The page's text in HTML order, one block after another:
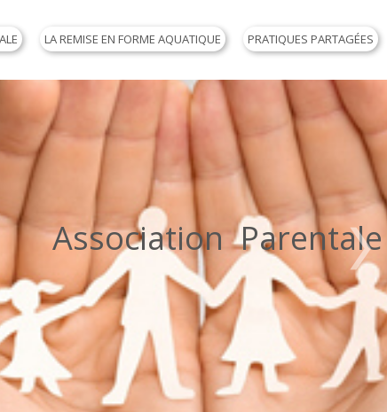
LA REMISE EN FORME AQUATIQUE PRATIQUES PARTAGÉES
de l'Enfant